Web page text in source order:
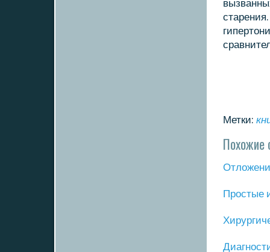
Метки:
Похожие
Прοстые